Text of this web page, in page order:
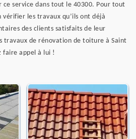
ce service dans tout le 40300. Pour tout
vérifier les travaux qu’ils ont déjà
des clients satisfaits de leur
travaux de rénovation de toiture à Saint
faire appel à lui !